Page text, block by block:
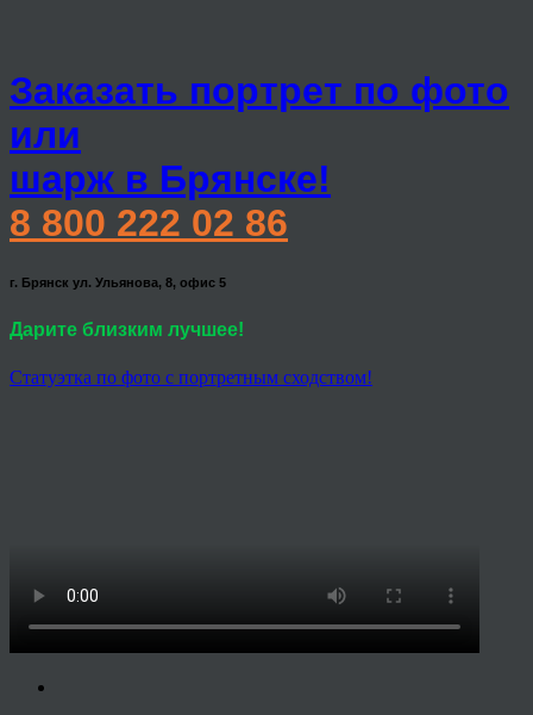
Заказать портрет по фото
или
шарж в Брянске!
8 800 222 02 86
г. Брянск ул. Ульянова, 8, офис 5
Дарите близким лучшее!
Статуэтка по фото с портретным сходством!